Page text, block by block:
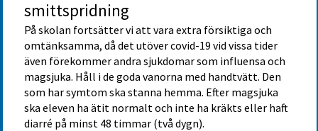
smittspridning
På skolan fortsätter vi att vara extra försiktiga och
omtänksamma, då det utöver covid-19 vid vissa tider
även förekommer andra sjukdomar som influensa och
magsjuka. Håll i de goda vanorna med handtvätt. Den
som har symtom ska stanna hemma. Efter magsjuka
ska eleven ha ätit normalt och inte ha kräkts eller haft
diarré på minst 48 timmar (två dygn).